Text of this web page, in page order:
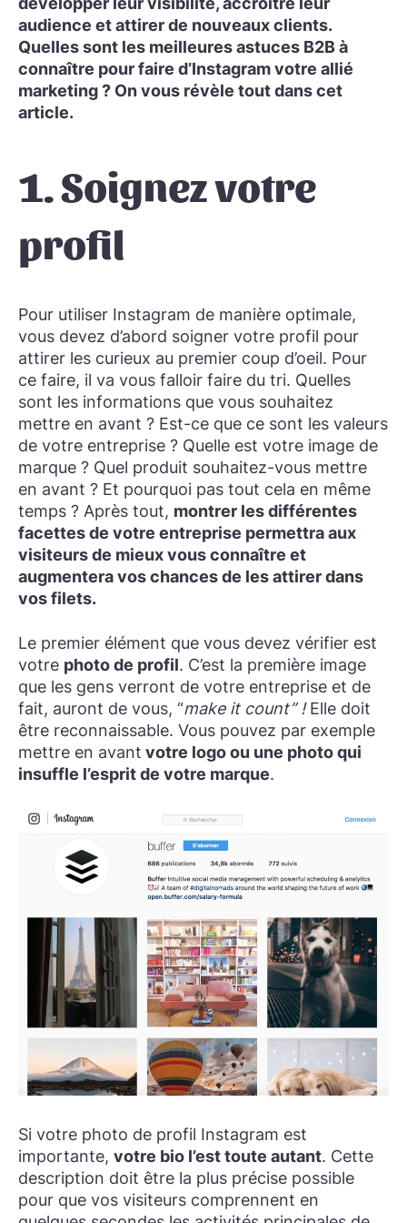
audience et attirer de nouveaux clients.
Quelles sont les meilleures astuces B2B à
connaître pour faire d’Instagram votre allié
marketing ? On vous révèle tout dans cet
article.
1. Soignez votre
profil
Pour utiliser Instagram de manière optimale,
vous devez d’abord soigner votre profil pour
attirer les curieux au premier coup d’oeil. Pour
ce faire, il va vous falloir faire du tri. Quelles
sont les informations que vous souhaitez
mettre en avant ? Est-ce que ce sont les valeurs
de votre entreprise ? Quelle est votre image de
marque ? Quel produit souhaitez-vous mettre
en avant ? Et pourquoi pas tout cela en même
temps ? Après tout, montrer les différentes
facettes de votre entreprise permettra aux
visiteurs de mieux vous connaître et
augmentera vos chances de les attirer dans
vos filets.
Le premier élément que vous devez vérifier est
votre photo de profil. C’est la première image
que les gens verront de votre entreprise et de
fait, auront de vous, “make it count” !Elle doit
être reconnaissable. Vous pouvez par exemple
mettre en avant votre logo ou une photo qui
insuffle l’esprit de votre marque.
Si votre photo de profil Instagram est
importante, votre bio l’est toute autant. Cette
description doit être la plus précise possible
pour que vos visiteurs comprennent en